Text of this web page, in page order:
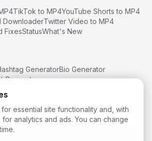
TikTok to MP4YouTube Shorts to MP4
DownloaderTwitter Video to MP4
FixesStatusWhat's New
GeneratorBio Generator
Generator
SaveReels. All rights reserved.
Instagram
essential site functionality and, with
analytics and ads. You can change